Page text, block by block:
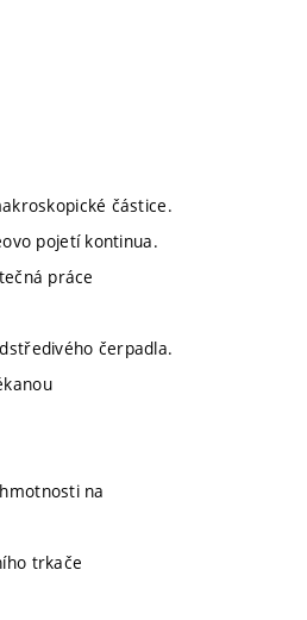
částice.
pojetí kontinua.
práce
čerpadla.
na
trkače